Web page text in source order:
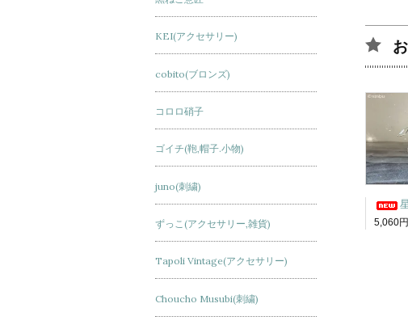
星の
5,060
KEI(アクセサリー)
cobito(ブロンズ)
コロロ硝子
ゴイチ(鞄,帽子.小物)
juno(刺繍)
ずっこ(アクセサリー,雑貨)
Tapoli Vintage(アクセサリー)
Choucho Musubi(刺繍)